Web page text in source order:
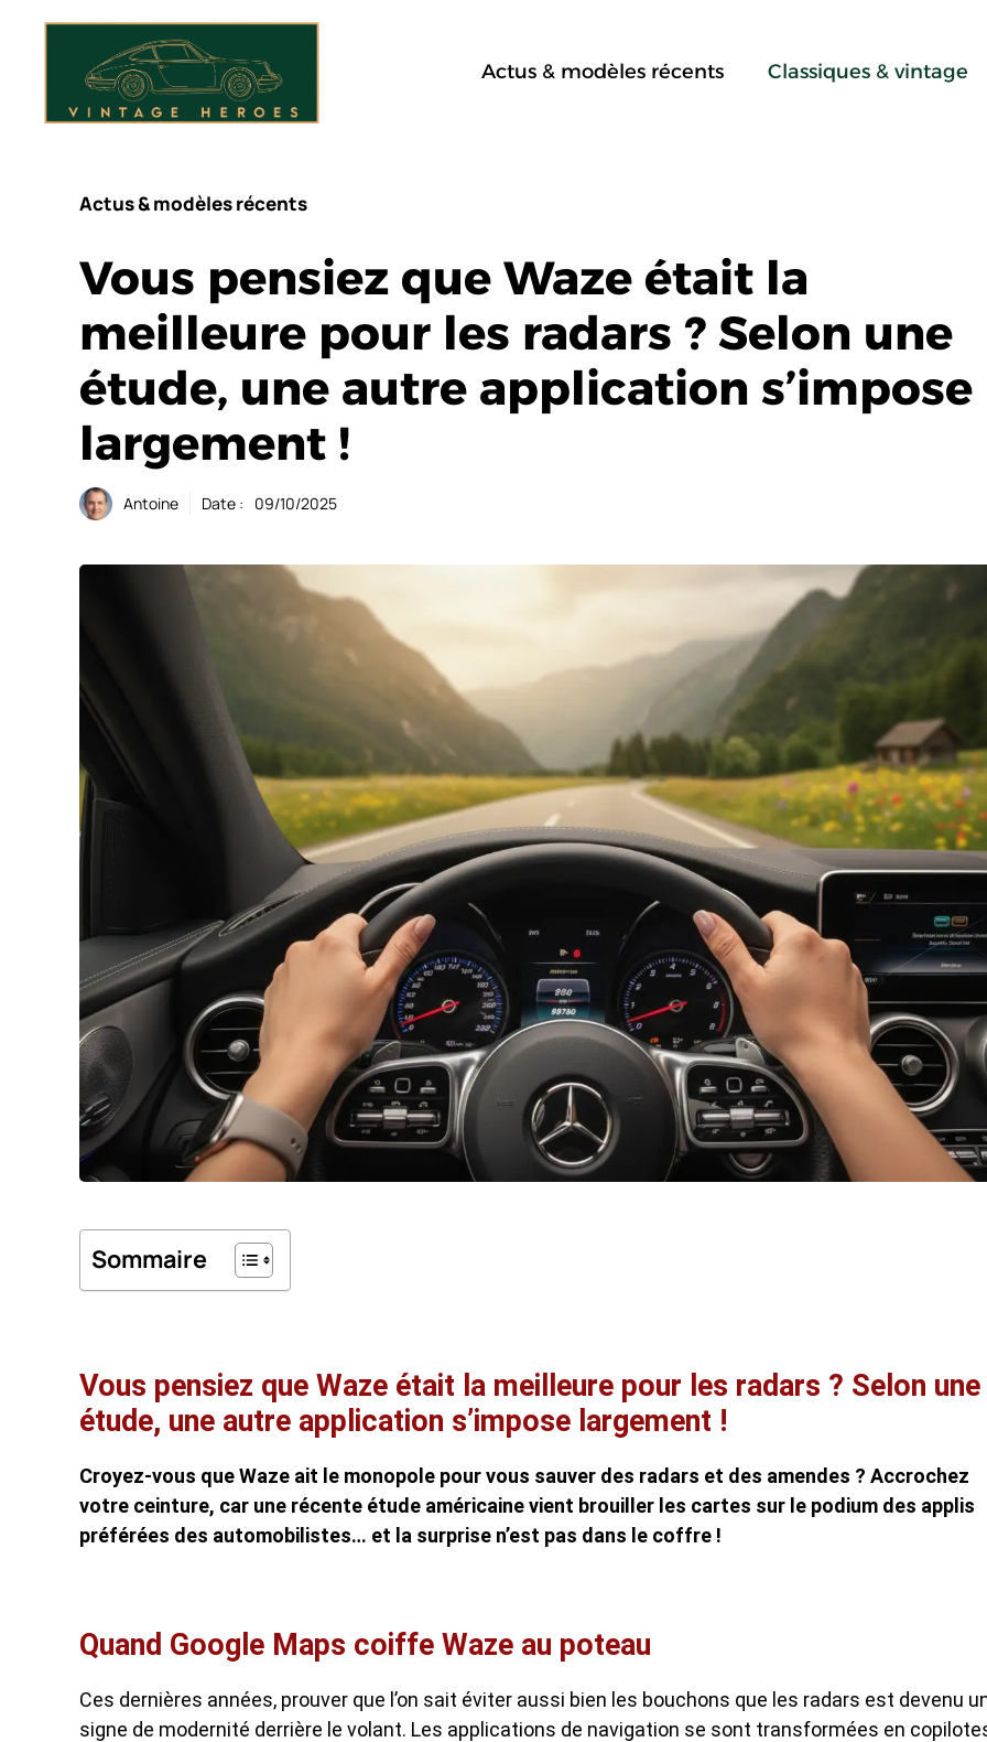
Actus & modèles récents Classiques & vintage
Actus & modèles récents
Vous pensiez que Waze était la
meilleure pour les radars ? Selon une
étude, une autre application s’impose
largement !
Antoine Date : 09/10/2025
Sommaire
Vous pensiez que Waze était la meilleure pour les radars ? Selon une
étude, une autre application s’impose largement !
Croyez-vous que Waze ait le monopole pour vous sauver des radars et des amendes ? Accrochez
votre ceinture, car une récente étude américaine vient brouiller les cartes sur le podium des applis
préférées des automobilistes… et la surprise n’est pas dans le coffre !
Quand Google Maps coiffe Waze au poteau
Ces dernières années, prouver que l’on sait éviter aussi bien les bouchons que les radars est devenu
signe de modernité derrière le volant. Les applications de navigation se sont transformées en